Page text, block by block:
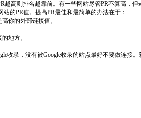
越高则排名越靠前。有一些网站尽管PR不算高，但
的PR值。提高PR最佳和最简单的办法在于：
你的外部链接值。
地方。
收录，没有被Google收录的站点最好不要做连接。